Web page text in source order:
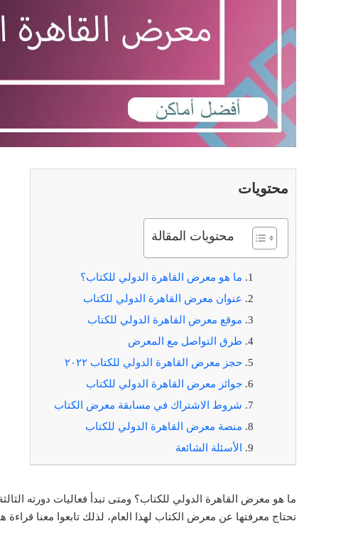
محتويات
محتويات المقالة
ما هو معرض القاهرة الدولي للكتاب؟
عنوان معرض القاهرة الدولي للكتاب
موقع معرض القاهرة الدولي للكتاب
طرق التواصل مع المعرض
حجز معرض القاهرة الدولي للكتاب ٢٠٢٢
جوائز معرض القاهرة الدولي للكتاب
شروط الاشتراك في مسابقة معرض الكتاب
منصة معرض القاهرة الدولي للكتاب
الأسئلة الشائعة
ما هو معرض القاهرة الدولي للكتاب؟ ومتى تبدأ فعاليات دورته
تحتاج معرفتها عن معرض الكتاب لهذا العام، لذلك تابعوا معنا قراءة